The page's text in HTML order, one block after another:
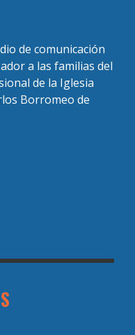
de comunicación
a las familias del
de la Iglesia
Borromeo de